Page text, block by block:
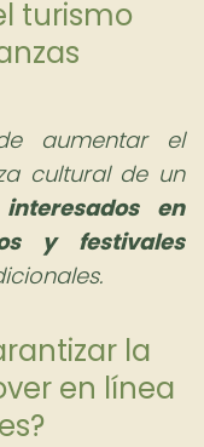
turismo
aumentar el
cultural de un
en
y festivales
la
en línea